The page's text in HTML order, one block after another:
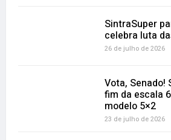
SintraSuper
celebra luta
26 de julho de 2026
Vota, Senado!
fim da escala
modelo 5×2
23 de julho de 2026